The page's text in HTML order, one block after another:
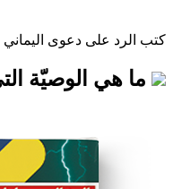
دعوى اليماني
التي